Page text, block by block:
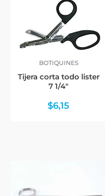
BOTIQUINES
Tijera corta todo lister
7 1/4″
$6,15